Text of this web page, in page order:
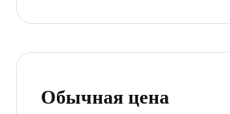
Обычная цена